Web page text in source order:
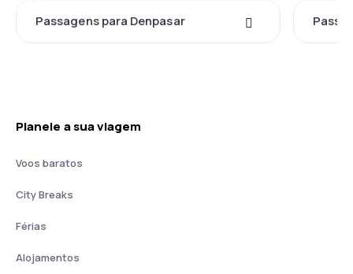
Passagens para Denpasar
Planeie a sua viagem
Voos baratos
City Breaks
Férias
Alojamentos